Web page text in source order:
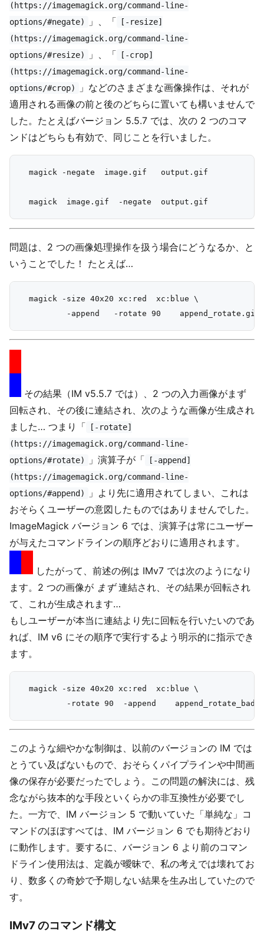
(https://imagemagick.org/command-line-
options/#negate)
」、「
[-resize]
(https://imagemagick.org/command-line-
options/#resize)
」、「
[-crop]
(https://imagemagick.org/command-line-
options/#crop)
」などのさまざまな画像操作は、それが
適用される画像の前と後のどちらに置いても構いませんで
した。たとえばバージョン 5.5.7 では、次の 2 つのコマ
ンドはどちらも有効で、同じことを行いました。
  magick -negate  image.gif   output.gif
問題は、2 つの画像処理操作を扱う場合にどうなるか、と
いうことでした！ たとえば…
  magick -size 40x20 xc:red  xc:blue \
その結果（IM v5.5.7 では）、2 つの入力画像がまず
回転され、その後に連結され、次のような画像が生成され
ました… つまり「
[-rotate]
(https://imagemagick.org/command-line-
options/#rotate)
」演算子が「
[-append]
(https://imagemagick.org/command-line-
options/#append)
」より先に適用されてしまい、これは
おそらくユーザーの意図したものではありませんでした。
ImageMagick バージョン 6 では、演算子は常にユーザー
が与えたコマンドラインの順序どおりに適用されます。
したがって、前述の例は IMv7 では次のようになり
ます。2 つの画像が まず連結され、その結果が回転され
て、これが生成されます…
もしユーザーが本当に連結より先に回転を行いたいのであ
れば、IM v6 にその順序で実行するよう明示的に指示でき
ます。
  magick -size 40x20 xc:red  xc:blue \
このような細やかな制御は、以前のバージョンの IM では
とうてい及ばないもので、おそらくパイプラインや中間画
像の保存が必要だったでしょう。この問題の解決には、残
念ながら抜本的な手段といくらかの非互換性が必要でし
た。一方で、IM バージョン 5 で動いていた「単純な」コ
マンドのほぼすべては、IM バージョン 6 でも期待どおり
に動作します。要するに、バージョン 6 より前のコマン
ドライン使用法は、定義が曖昧で、私の考えでは壊れてお
り、数多くの奇妙で予期しない結果を生み出していたので
す。
IMv7 のコマンド構文